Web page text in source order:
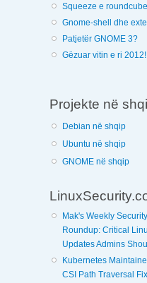
Squeeze e roundcube
Gnome-shell dhe
Patjetër GNOME 3?
Gëzuar vitin e ri 2012!
Projekte në
Debian në shqip
Ubuntu në shqip
GNOME në shqip
Mak's Weekly Security
Roundup: Critical
Updates Admins
Kubernetes
CSI Path Traversal